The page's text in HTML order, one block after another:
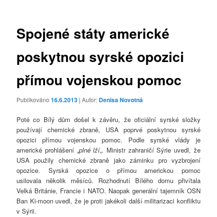
Spojené státy americké
poskytnou syrské opozici
přímou vojenskou pomoc
Publikováno16.6.2013 | Autor: Denisa Novotná
Poté co Bílý dům došel k závěru, že oficiální syrské složky
používají chemické zbraně, USA poprvé poskytnou syrské
opozici přímou vojenskou pomoc. Podle syrské vlády je
americké prohlášení „plné lží„. Ministr zahraničí Sýrie uvedl, že
USA použily chemické zbraně jako záminku pro vyzbrojení
opozice. Syrská opozice o přímou americkou pomoc
usilovala několik měsíců. Rozhodnutí Bílého domu přivítala
Velká Británie, Francie i NATO. Naopak generální tajemník OSN
Ban Ki-moon uvedl, že je proti jakékoli další militarizaci konfliktu
v Sýrii.